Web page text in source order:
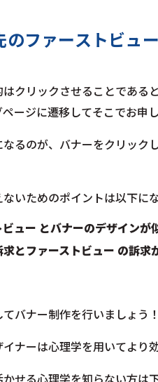
のファーストビュ
クリックさせることである
ージに遷移してそこでお申
るのが、バナーをクリック
いためのポイントは以下にな
ビュー とバナーのデザイン
とファーストビュー の訴
てバナー制作を行いましょう！
ナーは心理学を用いてより
せる心理学を知らない方は